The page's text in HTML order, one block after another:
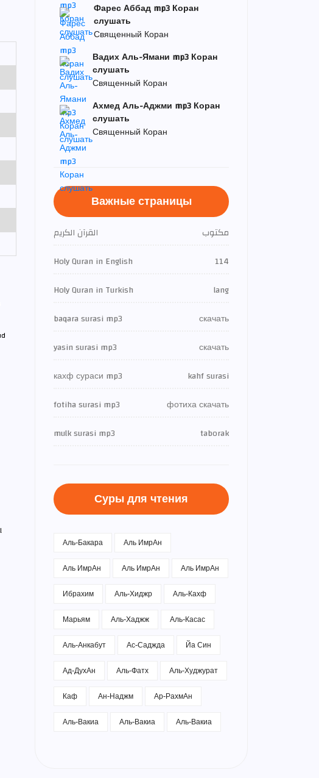
Фарес Аббад mp3 Коран
слушать
Священный Коран
Вадих Аль-Ямани mp3 Коран
слушать
Священный Коран
Ахмед Аль-Аджми mp3 Коран
слушать
Священный Коран
Важные страницы
القرآن الكريم
مكتوب
Holy Quran in English
114
Holy Quran in Turkish
lang
baqara surasi mp3
скачать
yasin surasi mp3
скачать
кахф сураси mp3
kahf surasi
fotiha surasi mp3
фотиха скачать
mulk surasi mp3
taborak
Суры для чтения
Аль-Бакара
Аль ИмрАн
Аль ИмрАн
Аль ИмрАн
Аль ИмрАн
Ибрахим
Аль-Хиджр
Аль-Кахф
Марьям
Аль-Хаджж
Аль-Касас
Аль-Анкабут
Ас-Саджда
Йа Син
Ад-ДухАн
Аль-Фатх
Аль-Худжурат
Каф
Ан-Наджм
Ар-РахмАн
Аль-Вакиа
Аль-Вакиа Аль-Вакиа